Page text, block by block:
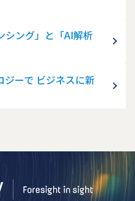
シング」と「AI解析
ジーで ビジネスに新